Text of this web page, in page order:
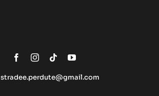
stradee.perdute@gmail.com